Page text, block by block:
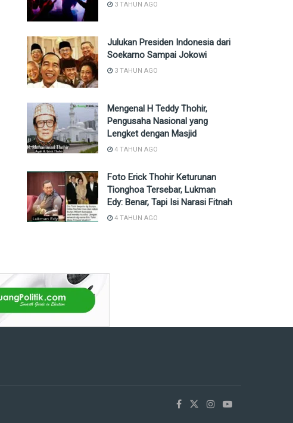
3 TAHUN AGO
Julukan Presiden Indonesia dari
Soekarno Sampai Jokowi
3 TAHUN AGO
Mengenal H Teddy Thohir,
Pengusaha Nasional yang
Lengket dengan Masjid
4 TAHUN AGO
Foto Erick Thohir Keturunan
Tionghoa Tersebar, Lukman
Edy: Benar, Tapi Isi Narasi Fitnah
4 TAHUN AGO